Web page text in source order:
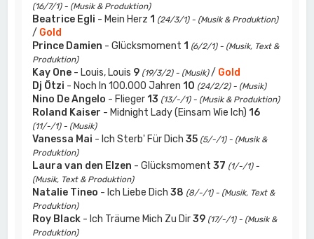
(16/7/1) - (Musik & Produktion)
Beatrice Egli - Mein Herz 1 (24/3/1) - (Musik & Produktion)
/ Gold
Prince Damien - Glücksmoment 1 (6/2/1) - (Musik, Text &
Produktion)
Kay One - Louis, Louis 9 (19/3/2) - (Musik)/ Gold
Dj Ötzi - Noch In 100.000 Jahren 10 (24/2/2) - (Musik)
Nino De Angelo - Flieger 13 (13/-/1) - (Musik & Produktion)
Roland Kaiser - Midnight Lady (Einsam Wie Ich) 16
(11/-/1) - (Musik)
Vanessa Mai - Ich Sterb' Für Dich35 (5/-/1) - (Musik &
Produktion)
Laura van den Elzen - Glücksmoment37 (1/-/1) -
(Musik, Text & Produktion)
Natalie Tineo - Ich Liebe Dich38 (8/-/1) - (Musik, Text &
Produktion)
Roy Black - Ich Träume Mich Zu Dir39 (17/-/1) - (Musik &
Produktion)